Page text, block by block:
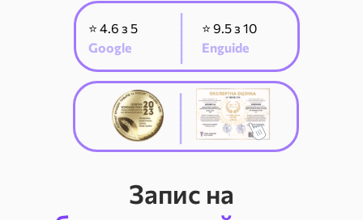
⭐ 4.6 з 5
Google
⭐ 9.5 з 10
Enguide
_______
Запис на